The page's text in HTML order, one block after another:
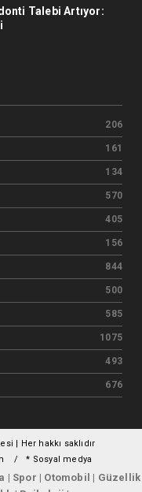
Talebi Artıyor:
206
161
134
570
405
156
844
500
585
1075
493
676
| Her hakkı saklıdır
* Sosyal medya
| Spor | Otomobil | Güzellik